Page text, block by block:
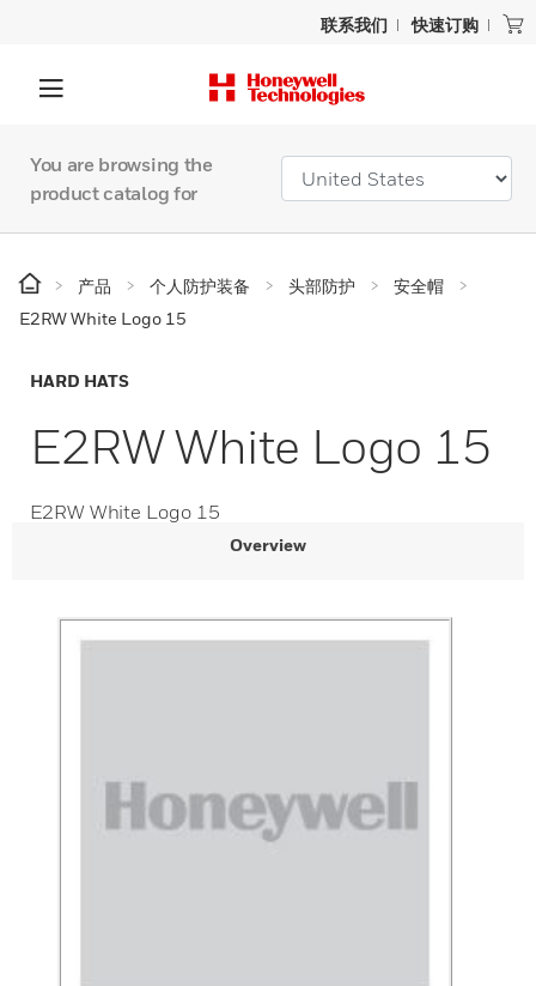
联系我们 快速订购
You are browsing the
product catalog for
产品 个人防护装备 头部防护
安全帽
E2RW White Logo 15
HARD HATS
E2RW White Logo 15
E2RW White Logo 15
Overview